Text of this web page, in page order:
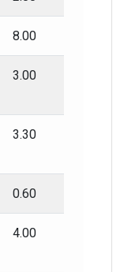
8.00
3.00
3.30
0.60
4.00